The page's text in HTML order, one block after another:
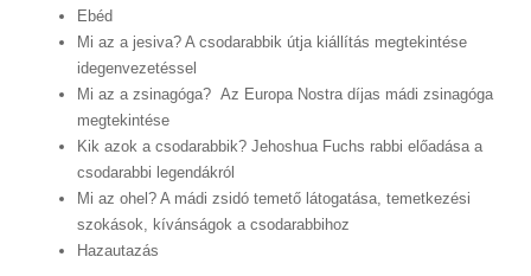
Ebéd
Mi az a jesiva? A csodarabbik útja kiállítás megtekintése
idegenvezetéssel
Mi az a zsinagóga? Az Europa Nostra díjas mádi zsinagóga
megtekintése
Kik azok a csodarabbik? Jehoshua Fuchs rabbi előadása a
csodarabbi legendákról
Mi az ohel? A mádi zsidó temető látogatása, temetkezési
szokások, kívánságok a csodarabbihoz
Hazautazás